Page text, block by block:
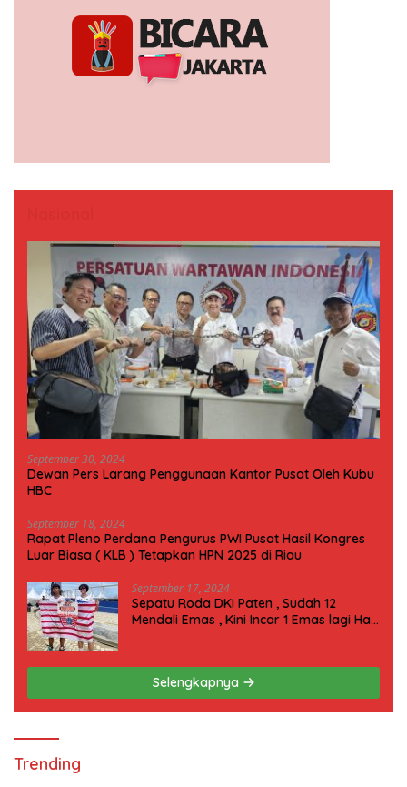
September 30, 2024
Dewan Pers Larang Penggunaan Kantor Pusat Oleh Kubu
HBC
September 18, 2024
Rapat Pleno Perdana Pengurus PWI Pusat Hasil Kongres
Luar Biasa ( KLB ) Tetapkan HPN 2025 di Riau
September 17, 2024
Sepatu Roda DKI Paten , Sudah 12
Mendali Emas , Kini Incar 1 Emas lagi Hari
Selengkapnya
Trending